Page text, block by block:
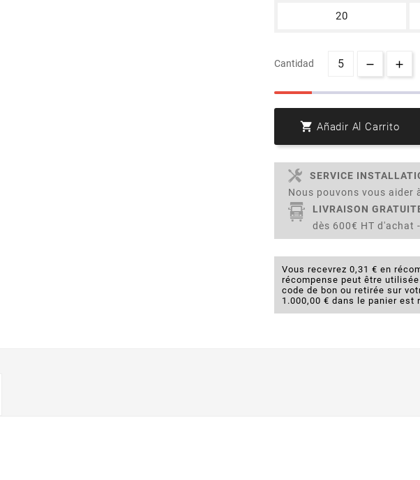
20
Cantidad
 Añadir Al Carrito
SERVICE
Nous pouvons vous aider
LIVRAISON
dès 600€ HT d'achat
Vous recevrez 0,31 € en
récompense peut être
code de bon ou retirée sur
1.000,00 € dans le panier est